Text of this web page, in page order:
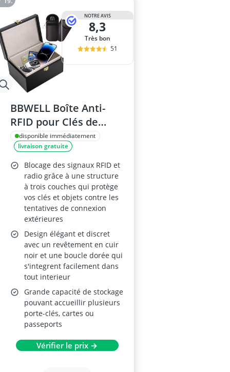
NOTRE AVIS
8,3
Très bon
51
BBWELL Boîte Anti-
RFID pour Clés de
Voiture et Cartes de
Crédit avec Étui
disponible immédiatement
livraison gratuite
Blocage des signaux RFID et
radio grâce à une structure
à trois couches qui protège
vos clés et objets contre les
tentatives de connexion
extérieures
Design élégant et discret
avec un revêtement en cuir
noir et une boucle dorée qui
s'integrent facilement dans
tout interieur
Grande capacité de stockage
pouvant accueillir plusieurs
porte-clés, cartes ou
passeports
Vérifier le prix →